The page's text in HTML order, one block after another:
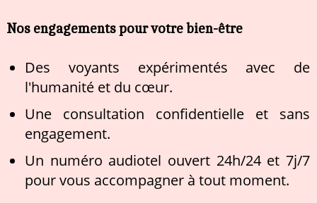
Nos engagements pour votre bien-être
Des voyants expérimentés avec de
l'humanité et du cœur.
Une consultation confidentielle et sans
engagement.
Un numéro audiotel ouvert 24h/24 et 7j/7
pour vous accompagner à tout moment.